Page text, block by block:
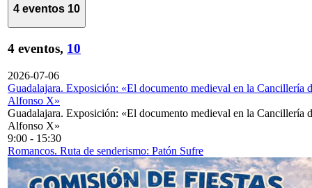
4 eventos 10
4 eventos, 10
2026-07-06
Guadalajara. Exposición: «El documento medieval en la Cancillería
Alfonso X»
Guadalajara. Exposición: «El documento medieval en la Cancillería
Alfonso X»
9:00 - 15:30
Romancos. Ruta de senderismo: Patón Sufre